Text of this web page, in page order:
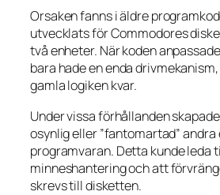
Orsaken fanns i äldre
utvecklats för Commodores
två enheter. När koden
bara hade en enda
gamla logiken kvar.
Under vissa förhållanden
osynlig eller ”fantomartad” andra
programvaran. Detta kunde leda
minneshantering och att
skrevs till disketten.